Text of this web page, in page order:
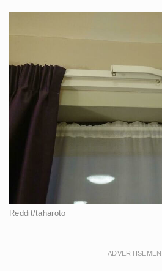
Reddit/taharoto